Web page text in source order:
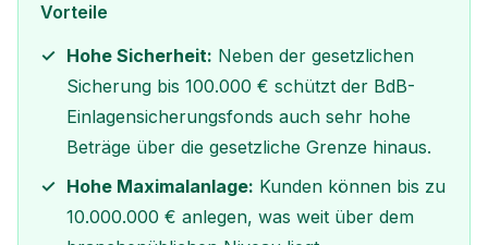
Vorteile
Hohe Sicherheit: Neben der gesetzlichen
Sicherung bis 100.000 € schützt der BdB-
Einlagensicherungsfonds auch sehr hohe
Beträge über die gesetzliche Grenze hinaus.
Hohe Maximalanlage: Kunden können bis zu
10.000.000 € anlegen, was weit über dem